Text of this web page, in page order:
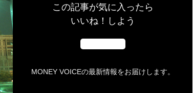
この記事が気に入ったら
いいね！しよう
MONEY VOICEの最新情報をお届けします。